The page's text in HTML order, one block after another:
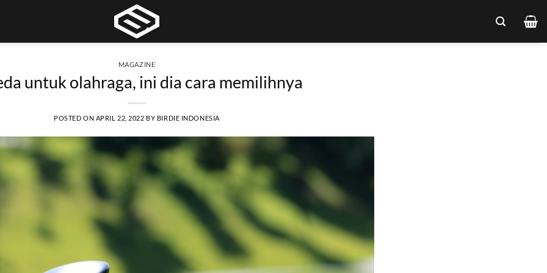
MAGAZINE
untuk olahraga, ini dia cara memilihnya
POSTED ON APRIL 22, 2022 BY BIRDIE INDONESIA